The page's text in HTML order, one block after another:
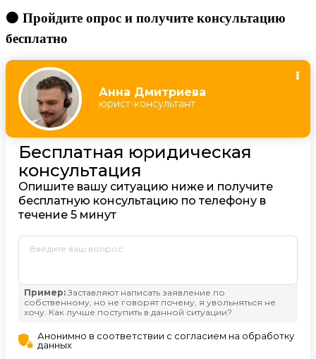
🟠 Пройдите опрос и получите консультацию
бесплатно